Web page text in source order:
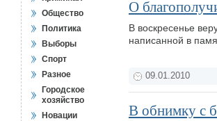
Общество
Политика
Выборы
Спорт
Разное
Городское
хозяйство
Новации
О
В воскресенье
написанной в
09.01.2010
В обнимку с